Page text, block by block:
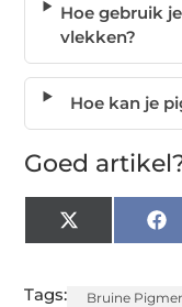
Hoe gebruik
vlekken?
Hoe kan je
Goed
X
(Twitter)
Tags: Bruine